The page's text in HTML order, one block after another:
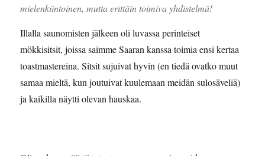
mielenkiintoinen, mutta erittäin toimiva yhdistelmä!
Illalla saunomisten jälkeen oli luvassa perinteiset
mökkisitsit, joissa saimme Saaran kanssa toimia ensi kertaa
toastmastereina. Sitsit sujuivat hyvin (en tiedä ovatko muut
samaa mieltä, kun joutuivat kuulemaan meidän sulosäveliä)
ja kaikilla näytti olevan hauskaa.